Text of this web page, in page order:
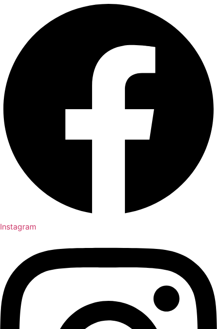
Instagram